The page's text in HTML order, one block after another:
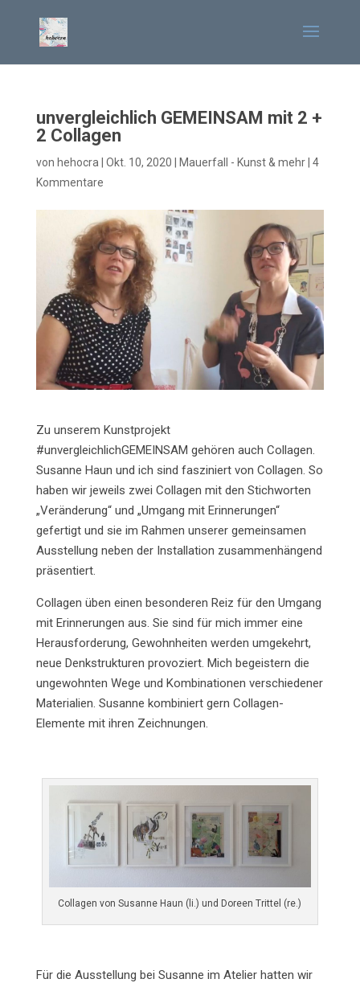
unvergleichlich GEMEINSAM mit 2 +
2 Collagen
von hehocra Okt. 10, 2020 Mauerfall - Kunst & mehr| 4
Kommentare
Zu unserem Kunstprojekt
#unvergleichlichGEMEINSAM gehören auch Collagen.
Susanne Haun und ich sind fasziniert von Collagen. So
haben wir jeweils zwei Collagen mit den Stichworten
„Veränderung“ und „Umgang mit Erinnerungen“
gefertigt und sie im Rahmen unserer gemeinsamen
Ausstellung neben der Installation zusammenhängend
präsentiert.
Collagen üben einen besonderen Reiz für den Umgang
mit Erinnerungen aus. Sie sind für mich immer eine
Herausforderung, Gewohnheiten werden umgekehrt,
neue Denkstrukturen provoziert. Mich begeistern die
ungewohnten Wege und Kombinationen verschiedener
Materialien. Susanne kombiniert gern Collagen-
Elemente mit ihren Zeichnungen.
Collagen von Susanne Haun (li.) und Doreen Trittel (re.)
Für die Ausstellung bei Susanne im Atelier hatten wir